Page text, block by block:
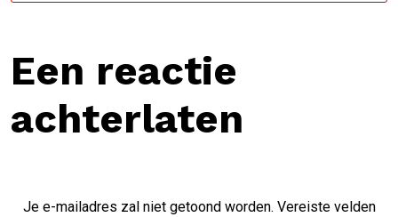
Een reactie
achterlaten
Je e-mailadres zal niet getoond worden. Vereiste velden